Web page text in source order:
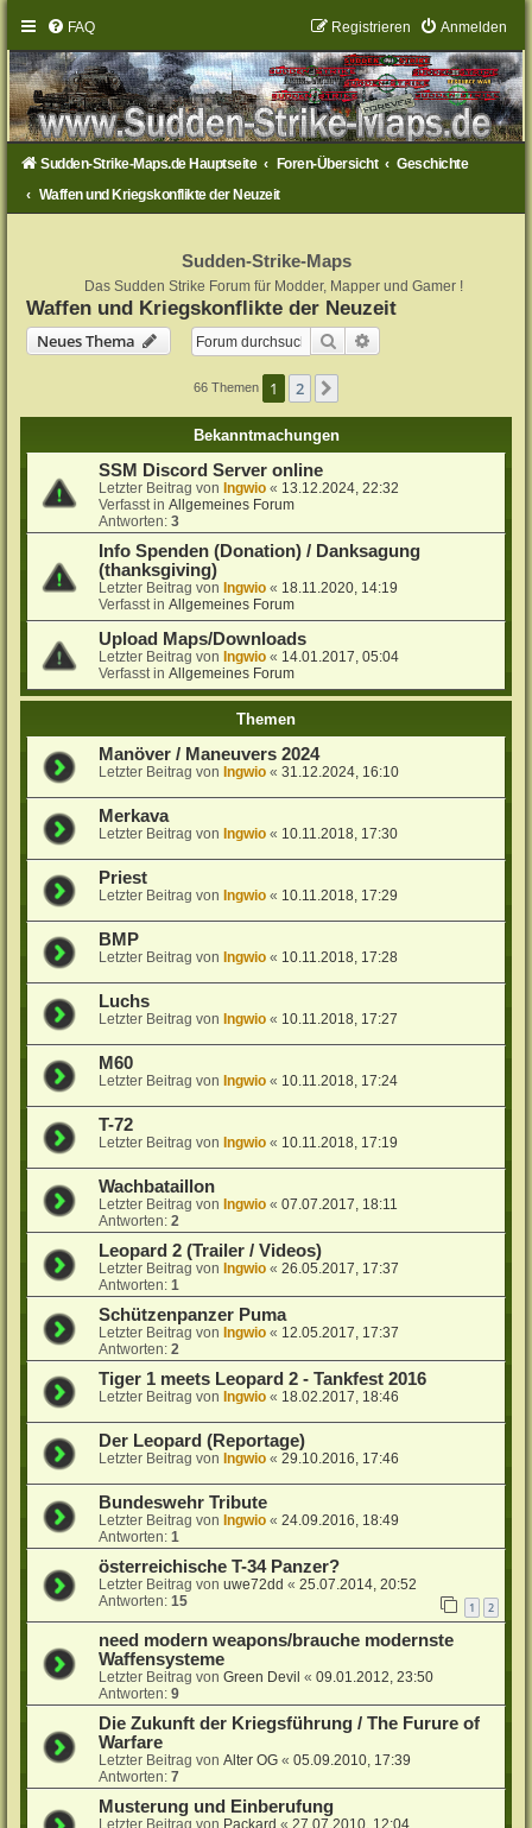
FAQ Anmelden
Registrieren
Sudden-Strike-Maps.de Hauptseite Foren-Übersicht
Geschichte
Waffen und Kriegskonflikte der Neuzeit
Sudden-Strike-Maps
Das Sudden Strike Forum für Modder, Mapper und Gamer !
Waffen und Kriegskonflikte der Neuzeit
Neues Thema
Suche
66 Themen 1 2
Bekanntmachungen
SSM Discord Server online
Letzter Beitrag von Ingwio « 13.12.2024, 22:32
Verfasst inAllgemeines Forum
Antworten:3
Info Spenden (Donation) / Danksagung
(thanksgiving)
Letzter Beitrag von Ingwio « 18.11.2020, 14:19
Verfasst inAllgemeines Forum
Upload Maps/Downloads
Letzter Beitrag von Ingwio « 14.01.2017, 05:04
Verfasst inAllgemeines Forum
Themen
Manöver / Maneuvers 2024
Letzter Beitrag von Ingwio «31.12.2024, 16:10
Merkava
Letzter Beitrag von Ingwio « 10.11.2018, 17:30
Priest
Letzter Beitrag von Ingwio « 10.11.2018, 17:29
BMP
Letzter Beitrag von Ingwio « 10.11.2018, 17:28
Luchs
Letzter Beitrag von Ingwio « 10.11.2018, 17:27
M60
Letzter Beitrag von Ingwio « 10.11.2018, 17:24
T-72
Letzter Beitrag von Ingwio « 10.11.2018, 17:19
Wachbataillon
Letzter Beitrag von Ingwio «07.07.2017, 18:11
Antworten:2
Leopard 2 (Trailer / Videos)
Letzter Beitrag von Ingwio «26.05.2017, 17:37
Antworten:1
Schützenpanzer Puma
Letzter Beitrag von Ingwio « 12.05.2017, 17:37
Antworten:2
Tiger 1 meets Leopard 2 - Tankfest 2016
Letzter Beitrag von Ingwio « 18.02.2017, 18:46
Der Leopard (Reportage)
Letzter Beitrag von Ingwio «29.10.2016, 17:46
Bundeswehr Tribute
Letzter Beitrag von Ingwio «24.09.2016, 18:49
Antworten:1
österreichische T-34 Panzer?
Letzter Beitrag vonuwe72dd «25.07.2014, 20:52
Antworten:15 1 2
need modern weapons/brauche modernste
Waffensysteme
Letzter Beitrag vonGreen Devil «09.01.2012, 23:50
Antworten:9
Die Zukunft der Kriegsführung / The Furure of
Warfare
Letzter Beitrag vonAlter OG «05.09.2010, 17:39
Antworten:7
Musterung und Einberufung
Letzter Beitrag von Packard «27.07.2010, 12:04